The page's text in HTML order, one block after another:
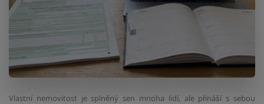
Vlastní nemovitost je splněný sen mnoha lidí, ale přináší s sebou